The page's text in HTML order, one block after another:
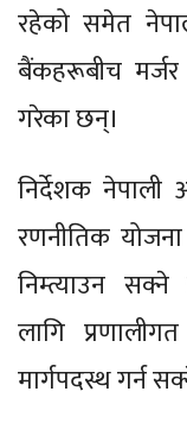
रहेको समेत
बैंकहरूबीच
गरेका छन्।
निर्देशक नेपाली
रणनीतिक
निम्त्याउन
लागि
मार्गपदस्थ गर्न